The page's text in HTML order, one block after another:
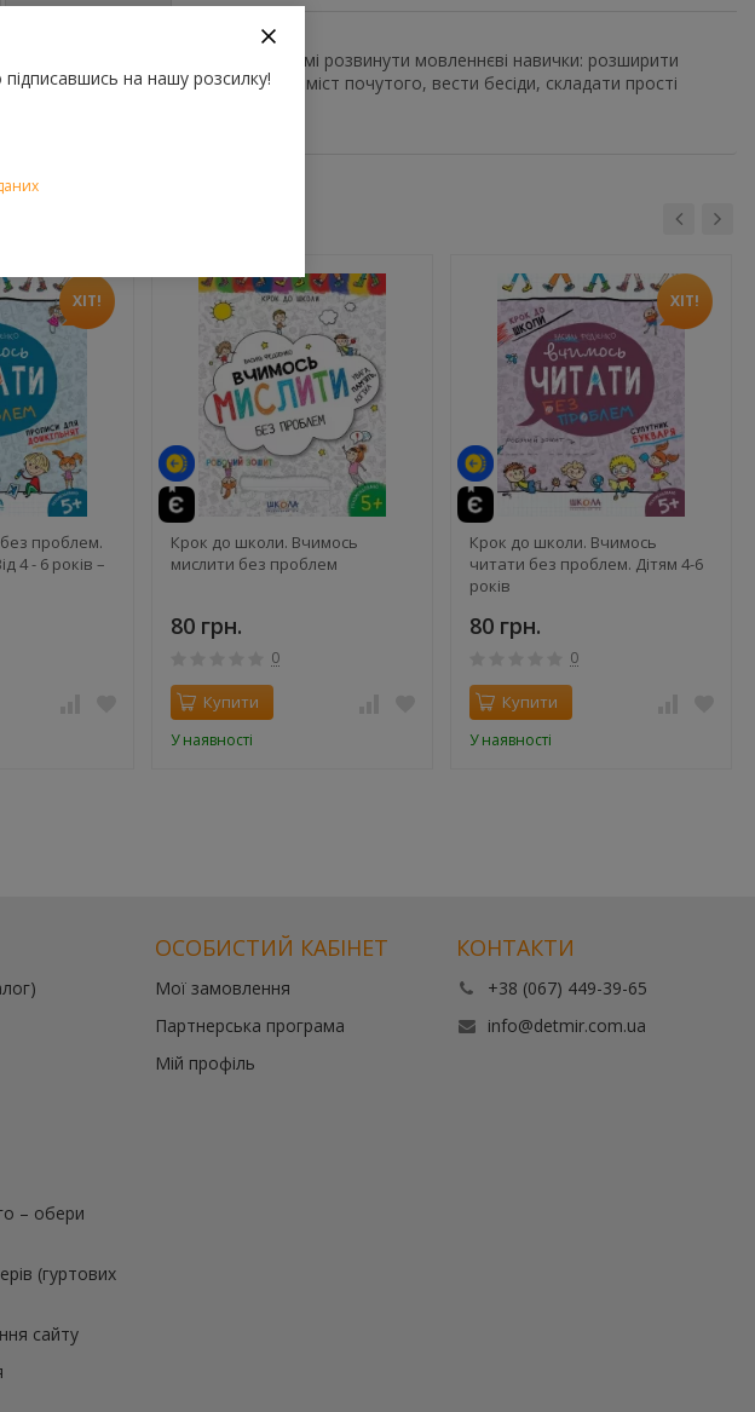
дитині в доступній, ігровій формі розвинути мовленнєві навички: розширити
думку, слухати, аналізувати зміст почутого, вести бесіди, складати прості
ХІТ!
проблем.
4 - 6 років –
Крок до школи. Вчимось
мислити без проблем
80 грн.
0
Купити
У наявності
ХІТ!
Крок до школи. Вчимось
читати без проблем. Дітям 4-6
років
80 грн.
0
Купити
У наявності
– обери
(гуртових
сайту
ОСОБИСТИЙ КАБІНЕТ
Мої замовлення
Партнерська програма
Мій профіль
КОНТАКТИ
+38 (067) 449-39-65
info@detmir.com.ua
на нашу розсилку!